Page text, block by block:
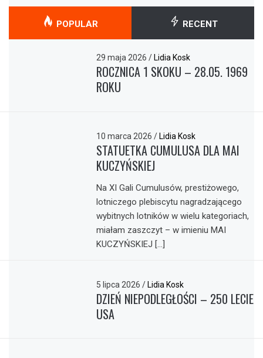
POPULAR RECENT
29 maja 2026/ Lidia Kosk
ROCZNICA 1 SKOKU – 28.05. 1969
ROKU
10 marca 2026/ Lidia Kosk
STATUETKA CUMULUSA DLA MAI
KUCZYŃSKIEJ
Na XI Gali Cumulusów, prestiżowego,
lotniczego plebiscytu nagradzającego
wybitnych lotników w wielu kategoriach,
miałam zaszczyt – w imieniu MAI
KUCZYŃSKIEJ […]
5 lipca 2026/ Lidia Kosk
DZIEŃ NIEPODLEGŁOŚCI – 250 LECIE
USA